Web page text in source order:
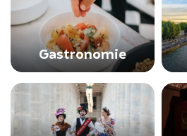
Gastronomie